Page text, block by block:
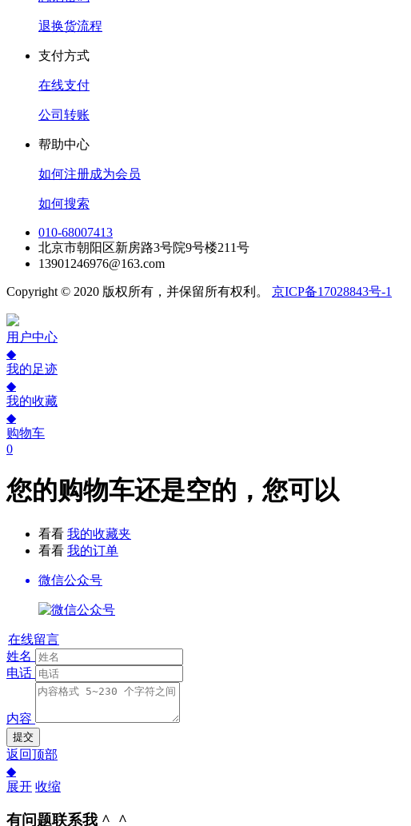
退换货流程
支付方式
在线支付
公司转账
帮助中心
如何注册成为会员
如何搜索
010-68007413
北京市朝阳区新房路3号院9号楼211号
13901246976@163.com
Copyright © 2020 版权所有，并保留所有权利。 京ICP备17028843号-1
用户中心
◆
我的足迹
◆
我的收藏
◆
购物车
0
您的购物车还是空的，您可以
看看 我的收藏夹
看看 我的订单
微信公众号
在线留言
姓名
电话
内容
提交
返回顶部
◆
展开 收缩
有问题联系我 ^_^